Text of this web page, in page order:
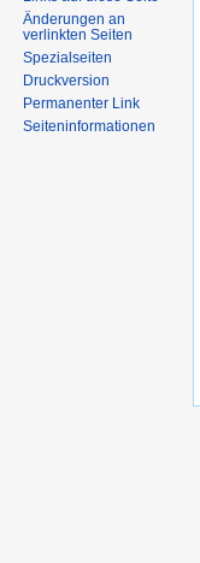
Änderungen an
verlinkten Seiten
Spezialseiten
Druckversion
Permanenter Link
Seiten­informationen